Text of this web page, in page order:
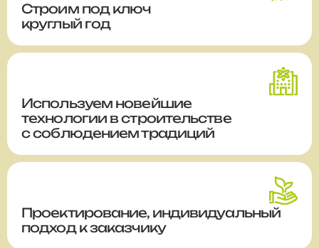
Строим под ключ
круглый год
Используем новейшие
технологии в строительстве
с соблюдением традиций
Проектирование, индивидуальный
подход к заказчику